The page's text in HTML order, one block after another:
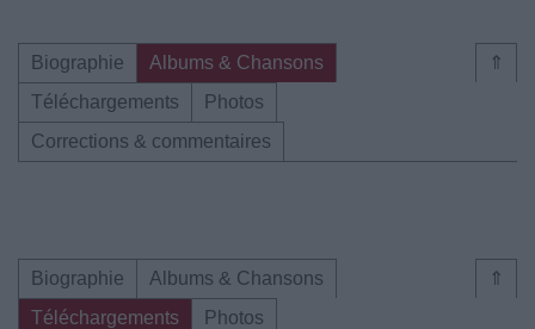
⇑
Biographie
Albums & Chansons
Téléchargements
Photos
Corrections & commentaires
⇑
Biographie
Albums & Chansons
Téléchargements
Photos